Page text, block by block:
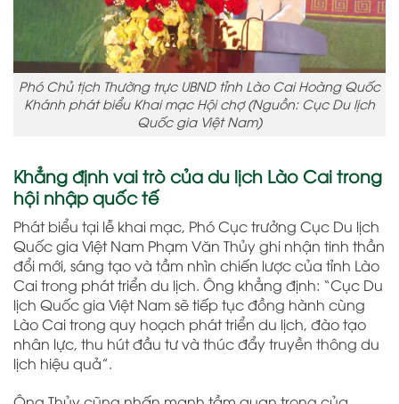
Phó Chủ tịch Thường trực UBND tỉnh Lào Cai Hoàng Quốc
Khánh phát biểu Khai mạc Hội chợ (Nguồn: Cục Du lịch
Quốc gia Việt Nam)
Khẳng định vai trò của du lịch Lào Cai trong
hội nhập quốc tế
Phát biểu tại lễ khai mạc, Phó Cục trưởng Cục Du lịch
Quốc gia Việt Nam Phạm Văn Thủy ghi nhận tinh thần
đổi mới, sáng tạo và tầm nhìn chiến lược của tỉnh Lào
Cai trong phát triển du lịch. Ông khẳng định: “Cục Du
lịch Quốc gia Việt Nam sẽ tiếp tục đồng hành cùng
Lào Cai trong quy hoạch phát triển du lịch, đào tạo
nhân lực, thu hút đầu tư và thúc đẩy truyền thông du
lịch hiệu quả”.